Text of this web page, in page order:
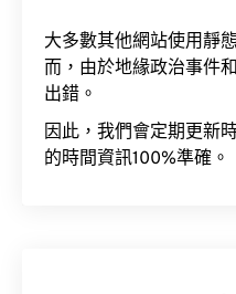
大多數其他網站使用靜
而，由於地緣政治事件
出錯。
因此，我們會定期更新
的時間資訊100%準確。